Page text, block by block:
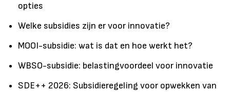
opties
Welke subsidies zijn er voor innovatie?
MOOI-subsidie: wat is dat en hoe werkt het?
WBSO-subsidie: belastingvoordeel voor innovatie
SDE++ 2026: Subsidieregeling voor opwekken van